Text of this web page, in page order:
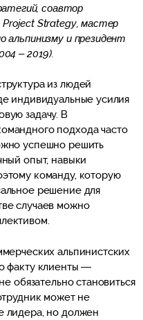
соавтор
Strategy, мастер
альпинизму и президент
– 2019).
из людей
индивидуальные усилия
задачу. В
подхода часто
успешно решить
опыт, навыки
команду, которую
решение для
случаев можно
альпинистских
факту клиенты —
обязательно становиться
может не
лидера, но должен